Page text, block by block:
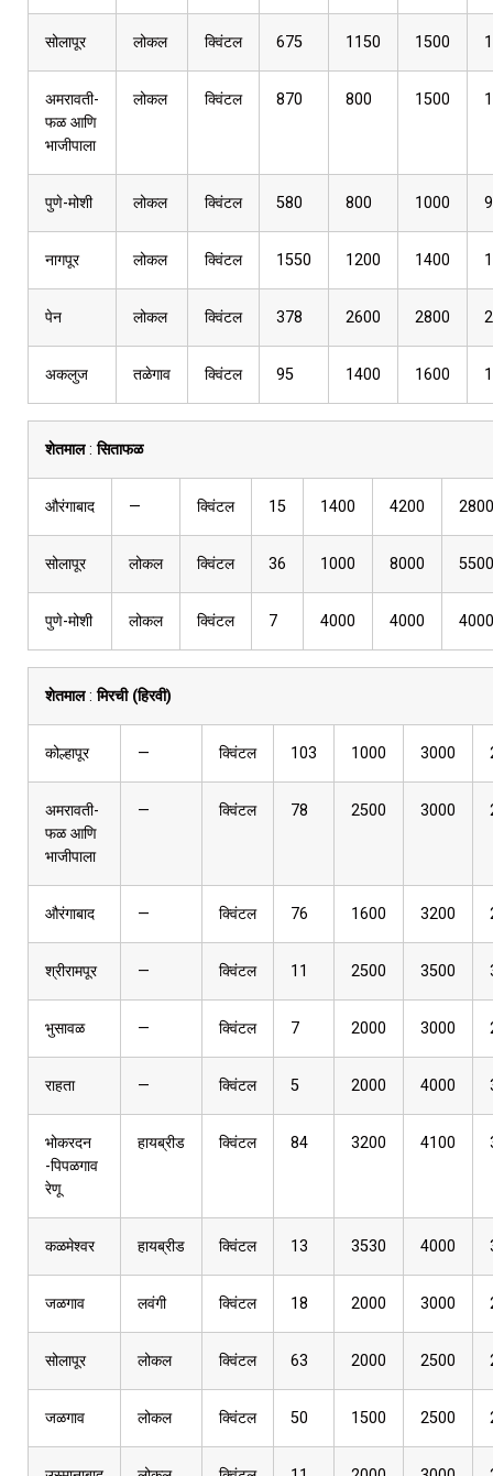
सोलापूर लोकल क्विंटल 675 1150 1500
अमरावती-
फळ आणि
भाजीपाला
लोकल क्विंटल 870 800 1500
पुणे-मोशी लोकल क्विंटल 580 800 1000
नागपूर लोकल क्विंटल 1550 1200 1400
पेन लोकल क्विंटल 378 2600 2800
अकलुज तळेगाव क्विंटल 95 1400 1600
शेतमाल:सिताफळ
औरंगाबाद — क्विंटल 15 1400 4200 2800
सोलापूर लोकल क्विंटल 36 1000 8000 5500
पुणे-मोशी लोकल क्विंटल 7 4000 4000 4000
शेतमाल:मिरची (हिरवी)
कोल्हापूर — क्विंटल 103 1000 3000
अमरावती-
फळ आणि
भाजीपाला
— क्विंटल 78 2500 3000
औरंगाबाद — क्विंटल 76 1600 3200
श्रीरामपूर — क्विंटल 11 2500 3500
भुसावळ — क्विंटल 7 2000 3000
राहता — क्विंटल 5 2000 4000
भोकरदन
-पिपळगाव
रेणू
हायब्रीड क्विंटल 84 3200 4100
कळमेश्वर हायब्रीड क्विंटल 13 3530 4000
जळगाव लवंगी क्विंटल 18 2000 3000
सोलापूर लोकल क्विंटल 63 2000 2500
जळगाव लोकल क्विंटल 50 1500 2500